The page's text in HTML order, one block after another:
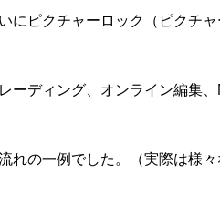
にピクチャーロック（ピクチ
ーディング、オンライン編集
れの一例でした。（実際は様